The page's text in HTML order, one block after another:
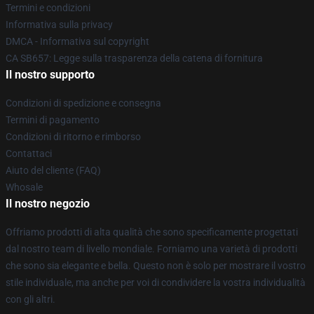
Termini e condizioni
Informativa sulla privacy
DMCA - Informativa sul copyright
CA SB657: Legge sulla trasparenza della catena di fornitura
Il nostro supporto
Condizioni di spedizione e consegna
Termini di pagamento
Condizioni di ritorno e rimborso
Contattaci
Aiuto del cliente (FAQ)
Whosale
Il nostro negozio
Offriamo prodotti di alta qualità che sono specificamente progettati
dal nostro team di livello mondiale. Forniamo una varietà di prodotti
che sono sia elegante e bella. Questo non è solo per mostrare il vostro
stile individuale, ma anche per voi di condividere la vostra individualità
con gli altri.